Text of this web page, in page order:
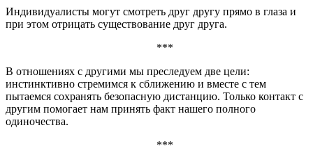
Индивидуалисты могут смотреть друг другу прямо в глаза и
при этом отрицать существование друг друга.
***
В отношениях с другими мы преследуем две цели:
инстинктивно стремимся к сближению и вместе с тем
пытаемся сохранять безопасную дистанцию. Только контакт с
другим помогает нам принять факт нашего полного
одиночества.
***